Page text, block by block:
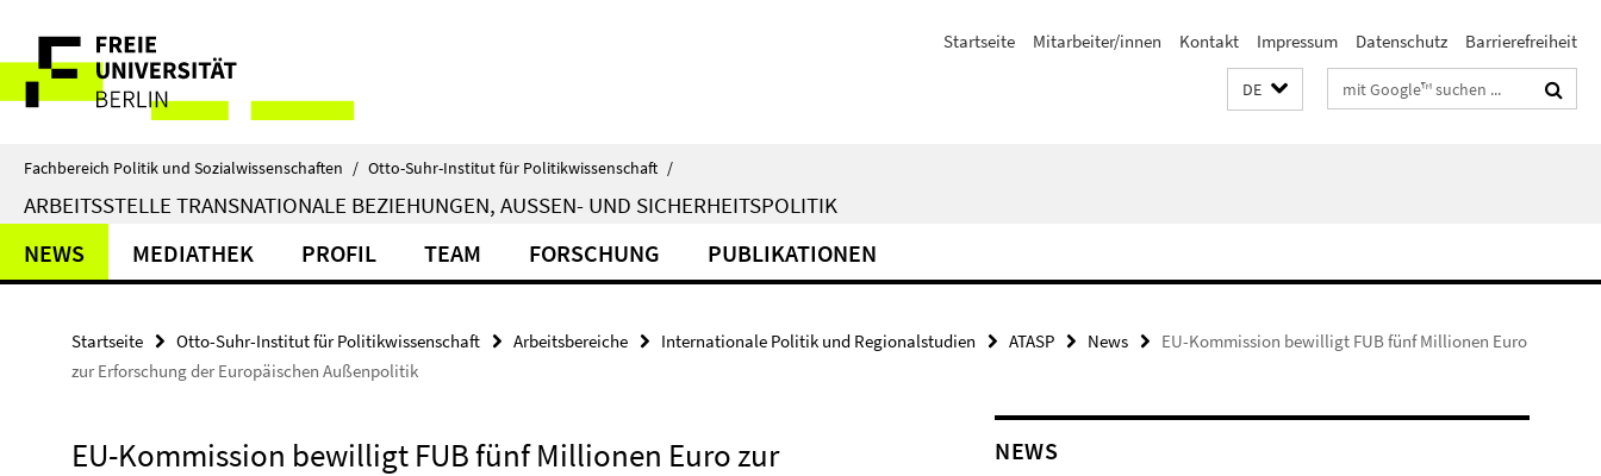
direkt
Inhalt
Service-
Navigation
Startseite Mitarbeiter/innen Kontakt Impressum Datenschutz Barrierefreiheit
DE Suchbegriffe
Fachbereich Politik und Sozialwissenschaften / Otto-Suhr-Institut für Politikwissenschaft /
ARBEITSSTELLE TRANSNATIONALE BEZIEHUNGEN, AUSSEN- UND SICHERHEITSPOLITIK
NEWS MEDIATHEK PROFIL TEAM FORSCHUNG PUBLIKATIONEN
Startseite Otto-Suhr-Institut für Politikwissenschaft Arbeitsbereiche Internationale Politik und Regionalstudien ATASP News
EU-Kommission bewilligt FUB fünf Millionen Euro
zur Erforschung der Europäischen Außenpolitik
EU-Kommission bewilligt FUB fünf Millionen Euro zur
NEWS